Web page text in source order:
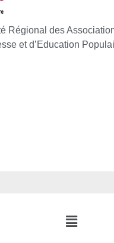
Régional des
et d’Education